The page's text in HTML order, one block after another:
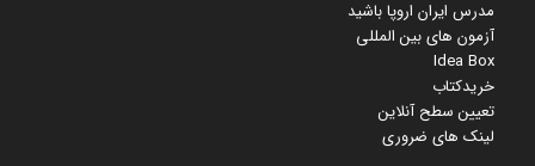
مدرس ایران اروپا باشید
آزمون های بین المللی
Idea Box
خریدکتاب
تعیین سطح آنلاین
لینک های ضروری